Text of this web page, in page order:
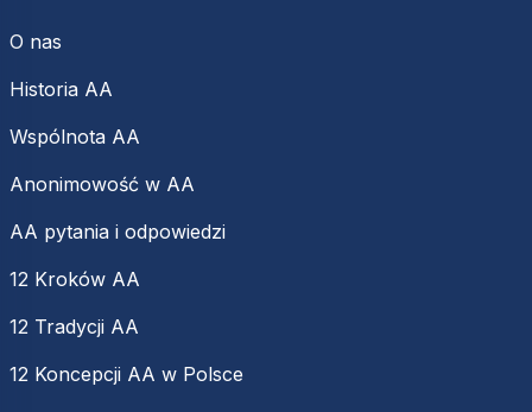
O nas
Historia AA
Wspólnota AA
Anonimowość w AA
AA pytania i odpowiedzi
12 Kroków AA
12 Tradycji AA
12 Koncepcji AA w Polsce